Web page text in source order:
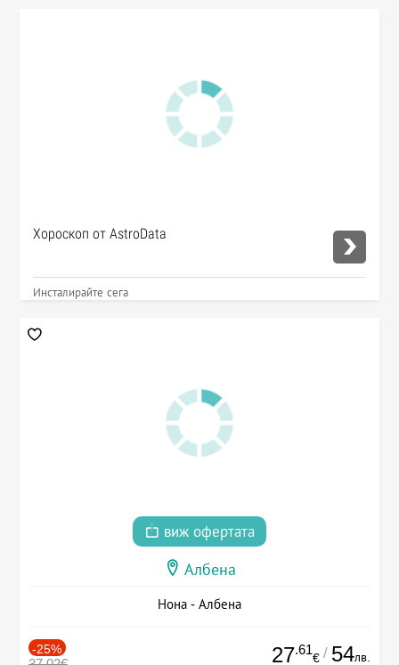
Хороскоп от AstroData
Инсталирайте сега
виж офертата
Албена
Нона - Албена
-25% 27.61
€ / 54лв.